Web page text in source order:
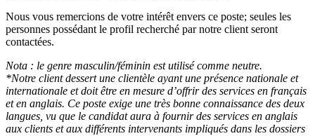
Nous vous remercions de votre intérêt envers ce poste; seules les
personnes possédant le profil recherché par notre client seront
contactées.
Nota : le genre masculin/féminin est utilisé comme neutre.
*Notre client dessert une clientèle ayant une présence nationale et
internationale et doit être en mesure d’offrir des services en français
et en anglais. Ce poste exige une très bonne connaissance des deux
langues, vu que le candidat aura à fournir des services en anglais
aux clients et aux différents intervenants impliqués dans les dossiers